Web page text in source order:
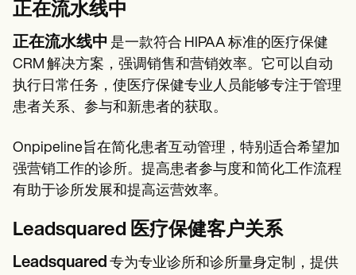
正在流水线中
正在流水线中 是一款符合 HIPAA 标准的医疗保健
CRM 解决方案，强调销售和营销效率。它可以自动
执行日常任务，使医疗保健专业人员能够专注于管理
患者关系、参与和新患者的获取。
Onpipeline旨在简化患者互动管理，特别适合希望加
强营销工作的诊所。提高患者参与度和简化工作流程
有助于诊所发展和提高运营效率。
Leadsquared 医疗保健客户关系
Leadsquared 专为专业诊所和诊所量身定制，提供